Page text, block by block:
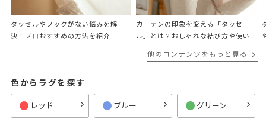
タッセルやフックがない悩みを解
決！プロおすすめの方法を紹介
カーテンの印象を変える「タッセ
ル」とは？おしゃれな結び方や使い
他のコンテンツをもっと見る
色からラグを探す
レッド ブルー グリーン